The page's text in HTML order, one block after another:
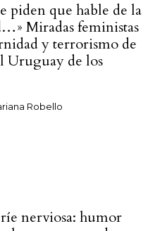
piden que hable de la
Miradas feministas
y terrorismo de
Uruguay de los
Robello
nerviosa: humor